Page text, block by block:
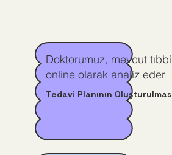
Doktorumuz, mevcut
online olarak analiz eder
Tedavi Planının